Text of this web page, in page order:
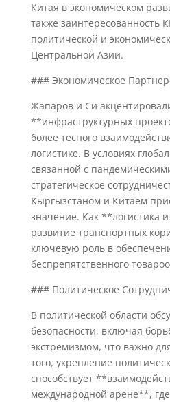
Китая в экономическом
также заинтересованность
политической и
Центральной Азии.
### Экономическое
Жапаров и Си
**инфраструктурных
более тесного
логистике. В условиях
связанной с
стратегическое
Кыргызстаном и Китаем
значение. Как **логистика
развитие транспортных
ключевую роль в
беспрепятственного
### Политическое
В политической области
безопасности, включая
экстремизмом, что важно
того, укрепление
способствует
международной арене**,